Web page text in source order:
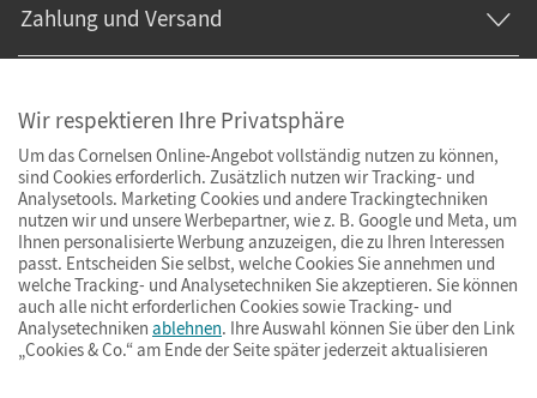
Zahlung und Versand
ImpressumAGBDatenschutzBarrierefreiheitCookies & Co.
Wir respektieren Ihre Privatsphäre
Um das Cornelsen Online-Angebot vollständig nutzen zu können,
sind Cookies erforderlich. Zusätzlich nutzen wir Tracking- und
Analysetools. Marketing Cookies und andere Trackingtechniken
nutzen wir und unsere Werbepartner, wie z. B. Google und Meta, um
Ihnen personalisierte Werbung anzuzeigen, die zu Ihren Interessen
passt. Entscheiden Sie selbst, welche Cookies Sie annehmen und
welche Tracking- und Analysetechniken Sie akzeptieren. Sie können
auch alle nicht erforderlichen Cookies sowie Tracking- und
Analysetechniken ablehnen. Ihre Auswahl können Sie über den Link
„Cookies & Co.“ am Ende der Seite später jederzeit aktualisieren